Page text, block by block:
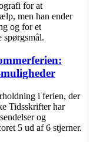
for at
men han ender
og for et
i ferien, der
Tidsskrifter har
og
5 ud af 6 stjerner.